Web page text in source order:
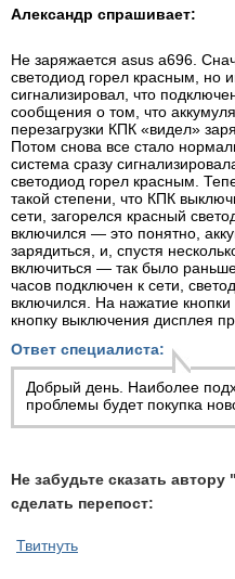
Александр спрашивает:
Не заряжается asus a696.
светодиод горел красным, но
сигнализировал, что
сообщения о том, что
перезагрузки КПК «видел»
Потом снова все стало
система сразу
светодиод горел красным.
такой степени, что КПК
сети, загорелся красный
включился — это понятно,
зарядиться, и, спустя
включиться — так было
часов подключен к сети,
включился. На нажатие кнопки
кнопку выключения дисплея
Ответ специалиста:
Добрый день. Наиболее
проблемы будет покупка
Не забудьте сказать
сделать перепост:
Твитнуть